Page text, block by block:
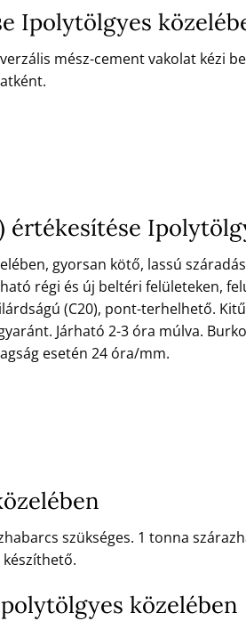
Ipolytölgyes
mész-cement vakolat kézi
gyorsan kötő, lassú
régi és új beltéri felületeken,
(C20), pont-terhelhető.
Járható 2-3 óra múlva.
esetén 24 óra/mm.
szükséges. 1 tonna
közelében